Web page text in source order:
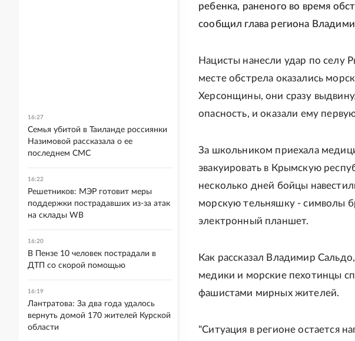
ребенка, раненого во время
сообщил глава региона
Нацисты нанесли удар по селу
месте обстрела оказались
Херсонщины, они сразу
опасность, и оказали ему
За школьником приехала
эвакуировать в Крымскую
несколько дней бойцы
морскую тельняшку - символы
электронный планшет.
Как рассказал Владимир
медики и морские пехотинцы
фашистами мирных жителей.
"Ситуация в регионе остается
16:27
Семья убитой в Таиланде россиянки
Назимовой рассказала о ее
последнем СМС
16:22
Решетников: МЭР готовит меры
поддержки пострадавших из-за атак
на склады WB
16:20
В Пензе 10 человек пострадали в
ДТП со скорой помощью
16:19
Лантратова: За два года удалось
вернуть домой 170 жителей Курской
области